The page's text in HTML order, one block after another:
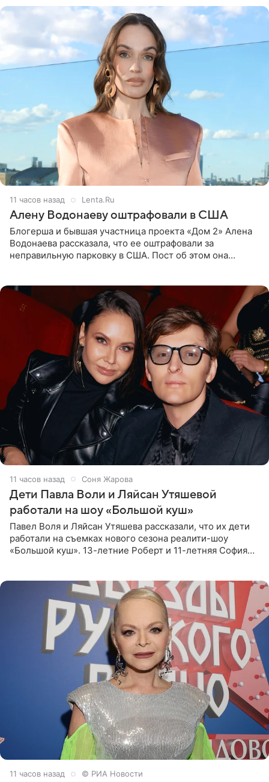
11 часов назад Lenta.Ru
Алену Водонаеву оштрафовали в США
Блогерша и бывшая участница проекта «Дом 2» Алена
Водонаева рассказала, что ее оштрафовали за
неправильную парковку в США. Пост об этом она
11 часов назад Соня Жарова
Дети Павла Воли и Ляйсан Утяшевой
работали на шоу «Большой куш»
Павел Воля и Ляйсан Утяшева рассказали, что их дети
работали на съемках нового сезона реалити-шоу
«Большой куш». 13-летние Роберт и 11-летняя София
11 часов назад © РИА Новости